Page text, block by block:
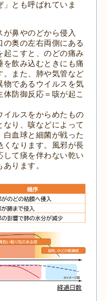
」とも呼ばれていま
鼻やのどから侵入
の奥の左右両側にある
起こすと、のどの痛み
を飲み込むときにも痛
。また、肺や気管など
物であるウイルスを気
防御反応＝咳が起こ
イルスをからめたもの
なり、咳などによって
白血球と細菌が戦った
くなります。風邪が長
して痰を伴わない乾い
ります。